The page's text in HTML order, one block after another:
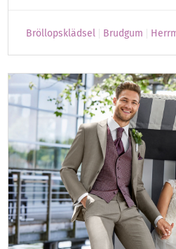
Bröllopsklädsel Brudgum